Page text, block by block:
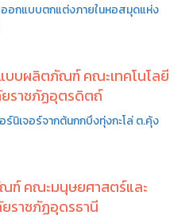
อกแบบตกแต่งภายในหอสมุดแห่ง
บบผลิตภัณฑ์ คณะเทคโนโลยี
ราชภัฏอุตรดิตถ์
นิเจอร์จากต้นกกบึงทุ่งกะโล่ ต.คุ้ง
ฑ์ คณะมนุษยศาสตร์และ
ราชภัฏอุดรธานี